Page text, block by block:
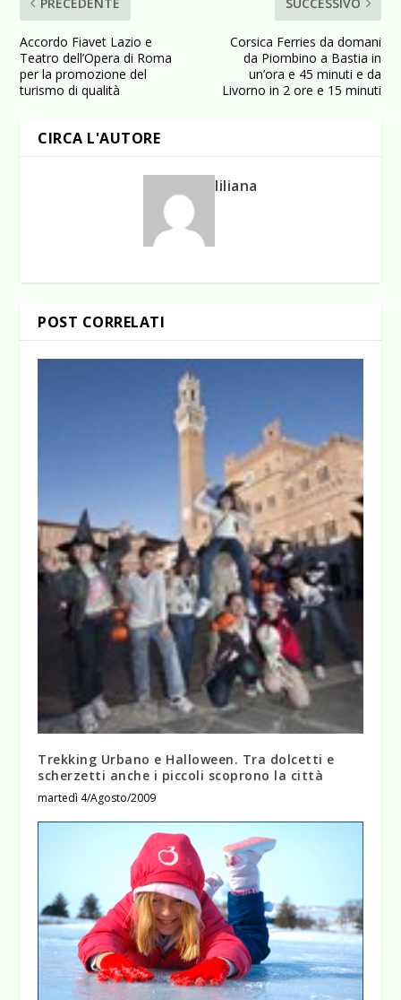
Accordo Fiavet Lazio e
Teatro dell’Opera di Roma
per la promozione del
turismo di qualità
Corsica Ferries da domani
da Piombino a Bastia in
un’ora e 45 minuti e da
Livorno in 2 ore e 15 minuti
CIRCA L'AUTORE
liliana
POST CORRELATI
Trekking Urbano e Halloween. Tra dolcetti e
scherzetti anche i piccoli scoprono la città
martedì 4/Agosto/2009